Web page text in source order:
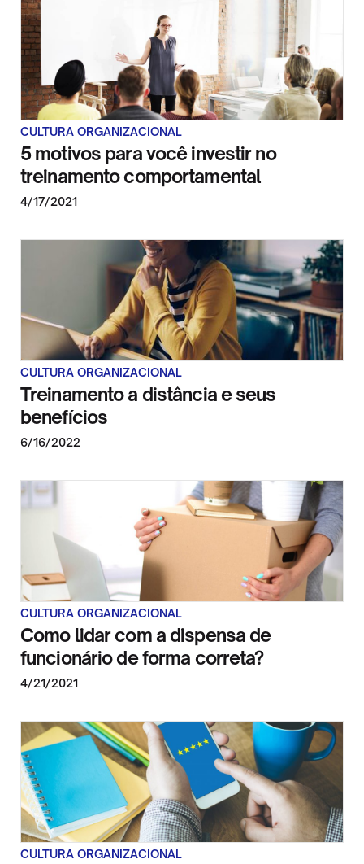
CULTURA ORGANIZACIONAL
5 motivos para você investir no
treinamento comportamental
4/17/2021
CULTURA ORGANIZACIONAL
Treinamento a distância e seus
benefícios
6/16/2022
CULTURA ORGANIZACIONAL
Como lidar com a dispensa de
funcionário de forma correta?
4/21/2021
CULTURA ORGANIZACIONAL